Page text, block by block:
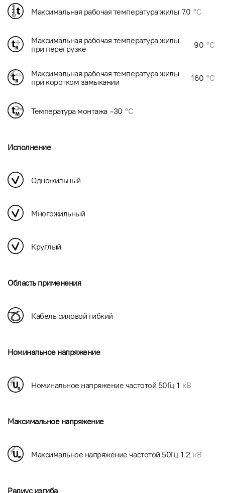
Максимальная рабочая температура жилы 70 °C
Максимальная рабочая температура жилы
при перегрузке
90 °C
Максимальная рабочая температура жилы
при коротком замыкании
160 °C
Температура монтажа -30 °C
Исполнение
Одножильный
Многожильный
Круглый
Область применения
Кабель силовой гибкий
Номинальное напряжение
Номинальное напряжение частотой 50Гц 1 кВ
Максимальное напряжение
Максимальное напряжение частотой 50Гц 1.2 кВ
Радиус изгиба